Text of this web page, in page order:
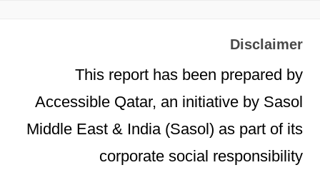
Disclaimer
This report has been prepared by
Accessible Qatar, an initiative by Sasol
Middle East & India (Sasol) as part of its
corporate social responsibility